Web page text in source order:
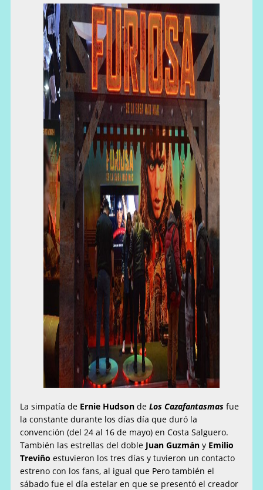
La simpatía de Ernie Hudson deLos Cazafantasmasfue
la constante durante los días día que duró la
convención (del 24 al 16 de mayo) en Costa Salguero.
También las estrellas del doble Juan Guzmány Emilio
Treviñoestuvieron los tres días y tuvieron un contacto
estreno con los fans, al igual que Pero también el
sábado fue el día estelar en que se presentó el creador